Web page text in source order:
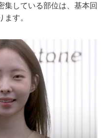
集している部位は、基本回
す。